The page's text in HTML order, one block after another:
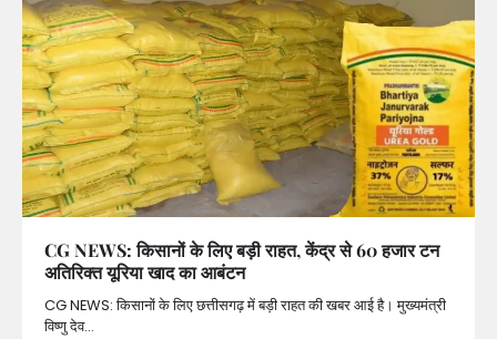
CG NEWS: किसानों के लिए बड़ी राहत, केंद्र से 60 हजार टन
अतिरिक्त यूरिया खाद का आबंटन
CG NEWS: किसानों के लिए छत्तीसगढ़ में बड़ी राहत की खबर आई है। मुख्यमंत्री
विष्णु देव…